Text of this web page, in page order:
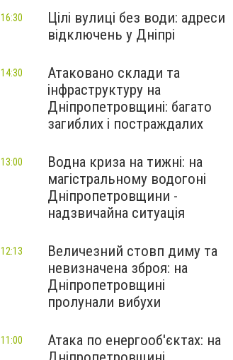
Цілі вулиці без води: адреси
відключень у Дніпрі
16:30
Атаковано склади та
інфраструктуру на
Дніпропетровщині: багато
загиблих і постраждалих
14:30
Водна криза на тижні: на
магістральному водогоні
Дніпропетровщини -
надзвичайна ситуація
13:00
Величезний стовп диму та
невизначена зброя: на
Дніпропетровщині
пролунали вибухи
12:13
Атака по енергооб'єктах: на
11:00